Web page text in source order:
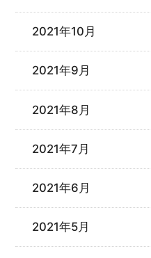
2021年10月
2021年9月
2021年8月
2021年7月
2021年6月
2021年5月